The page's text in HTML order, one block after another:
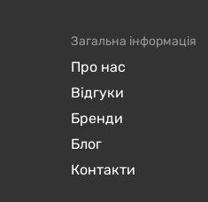
Загальна інформація
Про нас
Відгуки
Бренди
Блог
Контакти